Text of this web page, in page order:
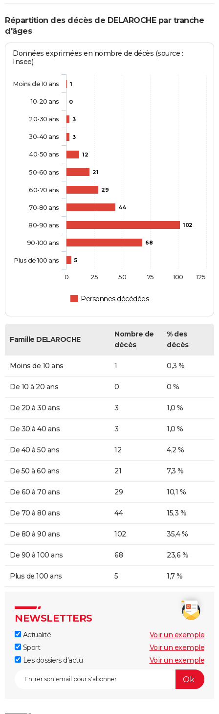
Répartition des décès de DELAROCHE par tranche
d'âges
Données exprimées en nombre de décès (source :
Insee)
1
0
3
3
12
21
29
44
102
68
5
Personnes décédées
Moins de 10 ans
10-20 ans
20-30 ans
30-40 ans
40-50 ans
50-60 ans
60-70 ans
70-80 ans
80-90 ans
90-100 ans
Plus de 100 ans
0 100
25 50 75 125
Famille DELAROCHE
Nombre de
décès
% des
décès
Moins de 10 ans 1 0,3 %
De 10 à 20 ans 0 0 %
De 20 à 30 ans 3 1,0 %
De 30 à 40 ans 3 1,0 %
De 40 à 50 ans 12 4,2 %
De 50 à 60 ans 21 7,3 %
De 60 à 70 ans 29 10,1 %
De 70 à 80 ans 44 15,3 %
De 80 à 90 ans 102 35,4 %
De 90 à 100 ans 68 23,6 %
Plus de 100 ans 5 1,7 %
NEWSLETTERS
Actualité
Voir un exemple
Sport
Voir un exemple
Les dossiers d'actu
Voir un exemple